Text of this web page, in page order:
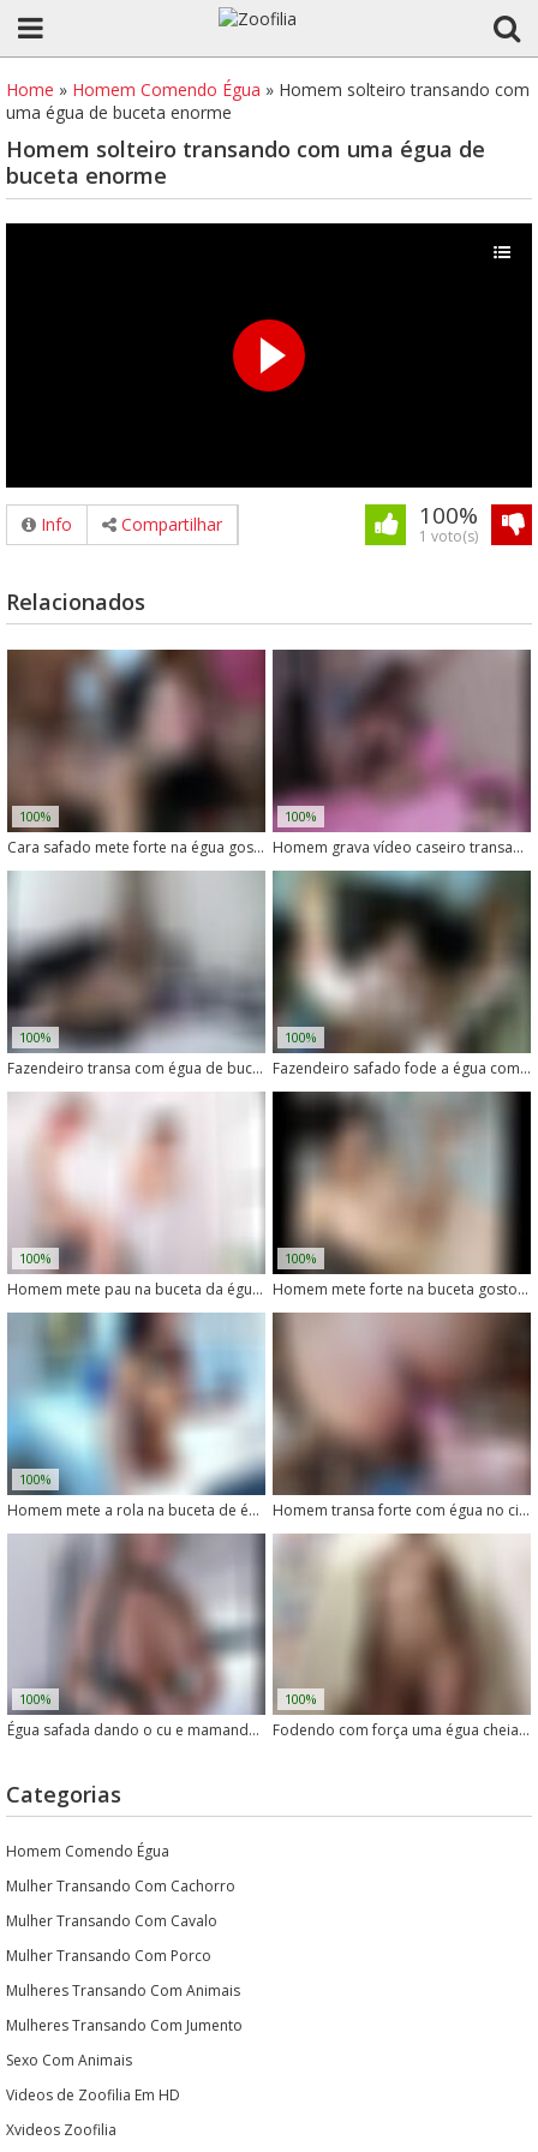
Home » Homem Comendo Égua » Homem solteiro transando com
uma égua de buceta enorme
Homem solteiro transando com uma égua de
buceta enorme
Info Compartilhar 100%
1 voto(s)
Relacionados
100%
Cara safado mete forte na égua gostosa no meio da noite
100%
Homem grava vídeo caseiro transando com éguas
100%
Fazendeiro transa com égua de buceta gulosa
100%
Fazendeiro safado fode a égua com vontade
100%
Homem mete pau na buceta da égua no cio
100%
Homem mete forte na buceta gostosa da égua safada
100%
Homem mete a rola na buceta de égua em vídeo explícito Homem transa forte com égua no cio e goza dentro
100%
Égua safada dando o cu e mamando rola grossa
100%
Fodendo com força uma égua cheia de tesão
Categorias
Homem Comendo Égua
Mulher Transando Com Cachorro
Mulher Transando Com Cavalo
Mulher Transando Com Porco
Mulheres Transando Com Animais
Mulheres Transando Com Jumento
Sexo Com Animais
Videos de Zoofilia Em HD
Xvideos Zoofilia